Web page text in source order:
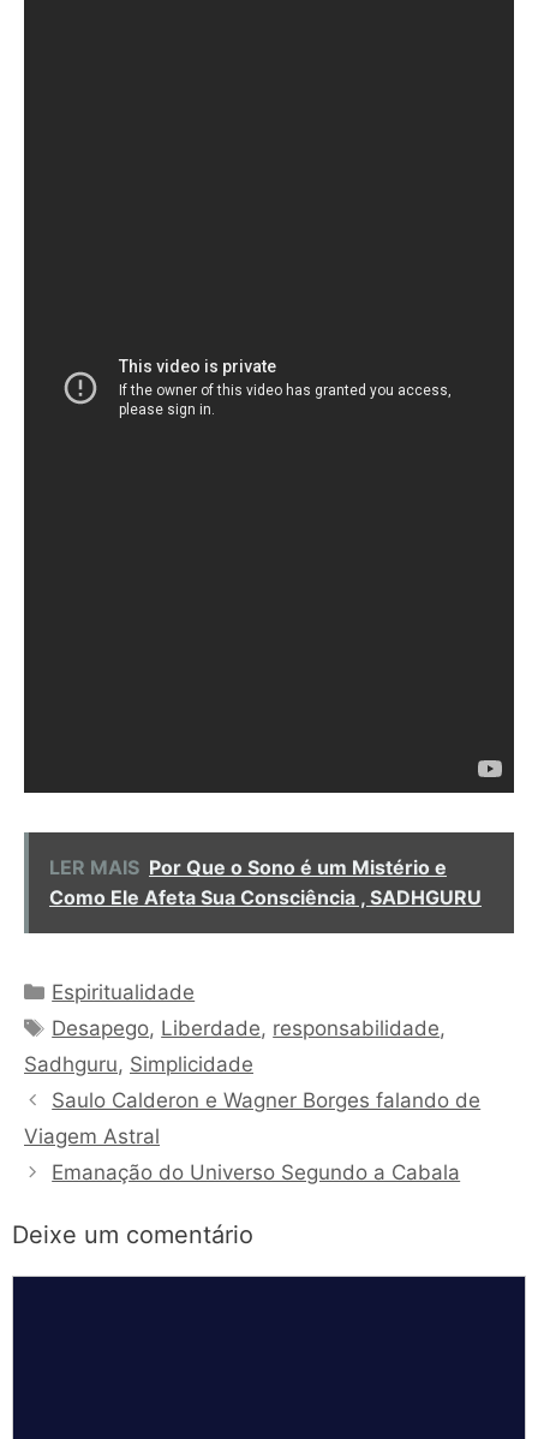
LER MAIS Por Que o Sono é um Mistério e
Como Ele Afeta Sua Consciência , SADHGURU
Categorias
Espiritualidade
Tags
Desapego, Liberdade, responsabilidade,
Sadhguru, Simplicidade
Saulo Calderon e Wagner Borges falando de
Viagem Astral
Emanação do Universo Segundo a Cabala
Deixe um comentário